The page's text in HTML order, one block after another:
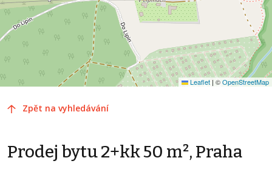
Leaflet | ©OpenStreetMap
Zpět na vyhledávání
Prodej bytu 2+kk 50 m², Praha